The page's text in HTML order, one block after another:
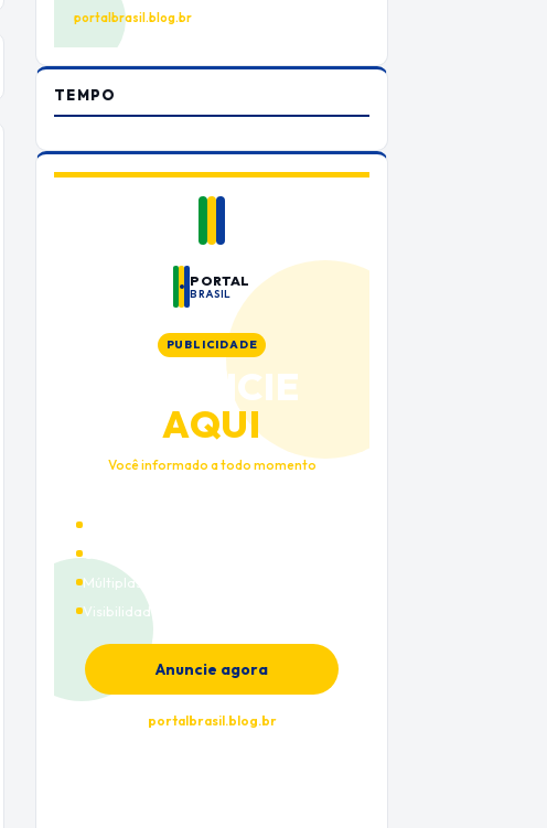
portalbrasil.blog.br
TEMPO
PORTAL
BRASIL
PUBLICIDADE
ANUNCIE
AQUI
Você informado a todo momento
Múltiplas categorias
Visibilidade premium
Anuncie agora
portalbrasil.blog.br